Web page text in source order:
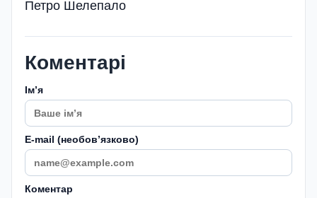
Петро Шелепало
Коментарі
Імʼя
E-mail (необовʼязково)
Коментар